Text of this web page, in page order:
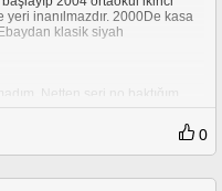
inanılmazdır. 2000De kasa
klasik siyah
söküp kendime takardım.
değildi ama sahiplenirdim
0